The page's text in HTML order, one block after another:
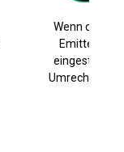
Wenn die
Emittenten
eingestuft
Umrechnung